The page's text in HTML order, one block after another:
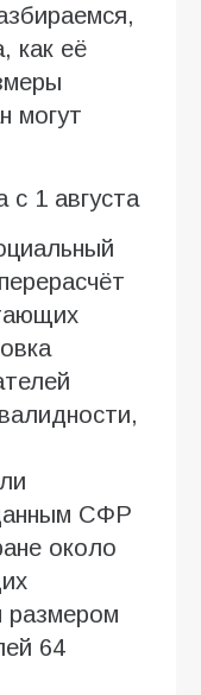
как её
могут
с 1 августа
СФР
около
размером
64